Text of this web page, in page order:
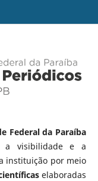
Federal da Paraíba
a visibilidade e a
instituição por meio
elaboradas